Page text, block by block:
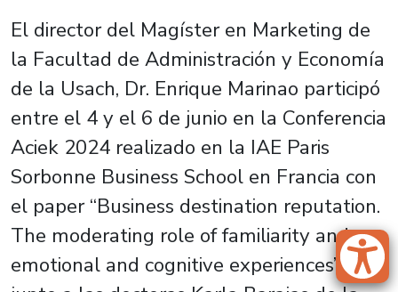
El director del Magíster en Marketing de
la Facultad de Administración y Economía
de la Usach, Dr. Enrique Marinao participó
entre el 4 y el 6 de junio en la Conferencia
Aciek 2024 realizado en la IAE Paris
Sorbonne Business School en Francia con
el paper “Business destination reputation.
The moderating role of familiarity and
emotional and cognitive experiences”